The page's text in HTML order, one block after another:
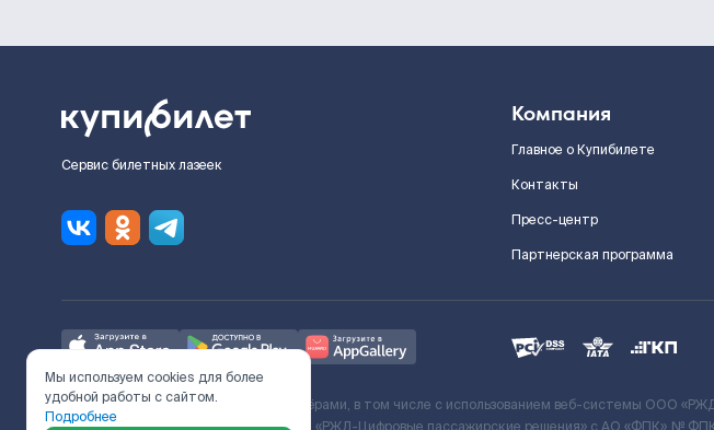
Сервис билетных лазеек
Компания
Главное о Купибилете
Контакты
Пресс-центр
Партнерская программа
Ж/Д билеты предоставляются партнёрами, в том числе с использованием веб-системы ООО
Мы используем cookies для более
удобной работы с сайтом.
Подробнее